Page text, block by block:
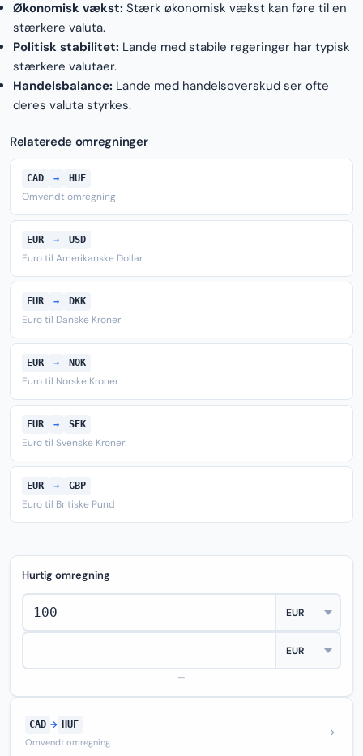
Økonomisk vækst: Stærk økonomisk vækst kan føre til en
stærkere valuta.
Politisk stabilitet: Lande med stabile regeringer har typisk
stærkere valutaer.
Handelsbalance: Lande med handelsoverskud ser ofte
deres valuta styrkes.
Relaterede omregninger
CAD → HUF
Omvendt omregning
EUR → USD
Euro til Amerikanske Dollar
EUR → DKK
Euro til Danske Kroner
EUR → NOK
Euro til Norske Kroner
EUR → SEK
Euro til Svenske Kroner
EUR → GBP
Euro til Britiske Pund
Hurtig omregning
—
CAD → HUF
Omvendt omregning